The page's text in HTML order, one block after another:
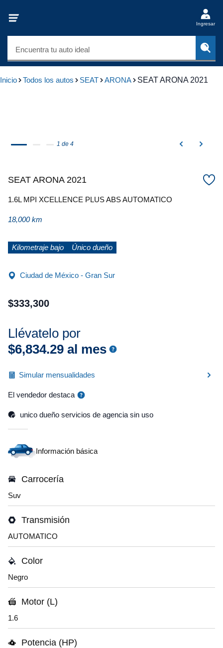
Ingresar
Encuentra tu auto ideal
Inicio Todos los autos SEAT ARONA SEAT ARONA 2021
1 de 4
SEAT ARONA 2021
1.6L MPI XCELLENCE PLUS ABS AUTOMATICO
18,000 km
Kilometraje bajo Único dueño
Ciudad de México - Gran Sur
$333,300
Llévatelo por
$6,834.29 al mes
Simular mensualidades
El vendedor destaca
unico dueño servicios de agencia sin uso
Información básica
Carrocería
Suv
Transmisión
AUTOMATICO
Color
Negro
Motor (L)
1.6
Potencia (HP)